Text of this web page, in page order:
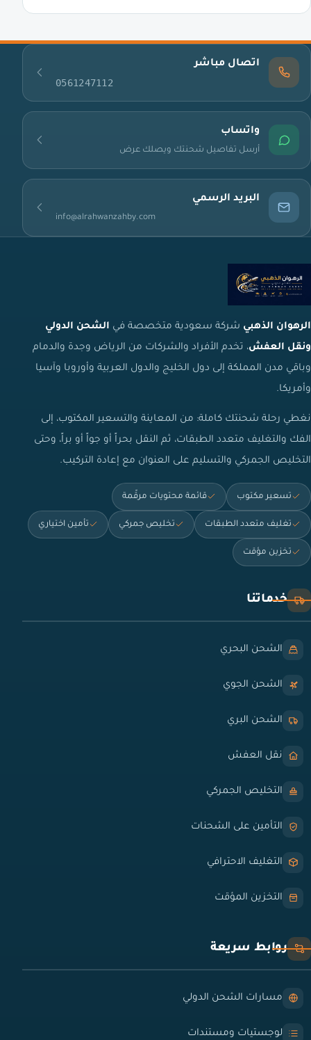
اتصال مباشر
0561247112
واتساب
أرسل تفاصيل شحنتك ويصلك عرض
البريد الرسمي
info@alrahwanzahby.com
الرهوان الذهبي شركة سعودية متخصصة في الشحن الدولي
ونقل العفش، تخدم الأفراد والشركات من الرياض وجدة والدمام
وباقي مدن المملكة إلى دول الخليج والدول العربية وأوروبا وآسيا
وأمريكا.
نغطي رحلة شحنتك كاملة: من المعاينة والتسعير المكتوب، إلى
الفك والتغليف متعدد الطبقات، ثم النقل بحراً أو جواً أو براً، وحتى
التخليص الجمركي والتسليم على العنوان مع إعادة التركيب.
تسعير مكتوب قائمة محتويات مرقّمة
تغليف متعدد الطبقات تخليص جمركي تأمين اختياري
تخزين مؤقت
خدماتنا
الشحن البحري
الشحن الجوي
الشحن البري
نقل العفش
التخليص الجمركي
التأمين على الشحنات
التغليف الاحترافي
التخزين المؤقت
روابط سريعة
مسارات الشحن الدولي
لوجستيات ومستندات